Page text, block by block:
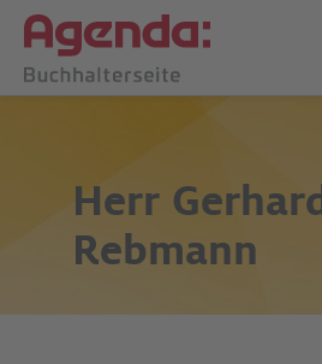
Herr Gerhard
Rebmann